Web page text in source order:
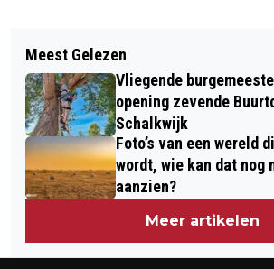
STILTE REGEERT IN
GEMEENTE INTRODUCEERT
PRIKKELARM
JETTEN EN WILDERS OOK
KENNEMERLAND NEK-
Meest Gelezen
Vliegende
opening zevende
Schalkwijk
Foto’s van een wereld
wordt, wie kan dat nog
aanzien?
Meer artikelen